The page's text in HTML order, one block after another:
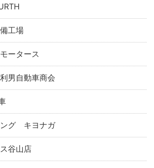
工場
ータース
男自動車商会
ング キヨナガ
谷山店